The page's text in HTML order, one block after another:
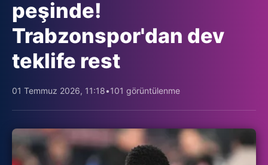
peşinde!
Trabzonspor'dan dev
teklife rest
01 Temmuz 2026, 11:18•101 görüntülenme